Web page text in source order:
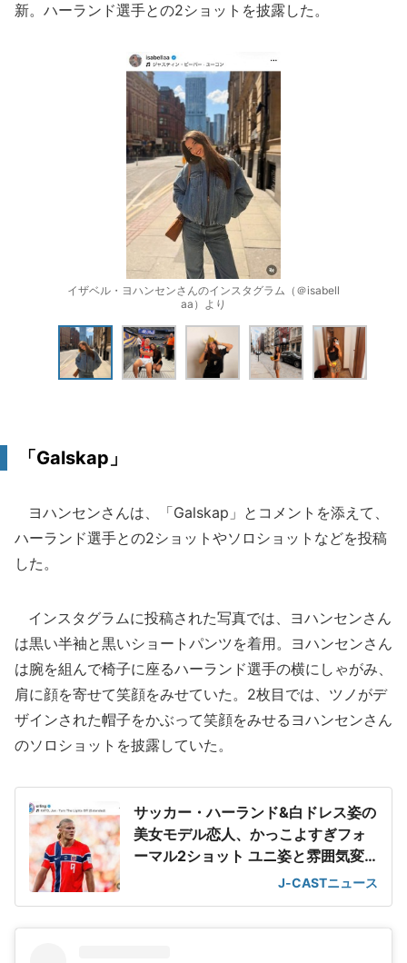
新。ハーランド選手との2ショットを披露した。
イザベル・ヨハンセンさんのインスタグラム（＠isabell
aa）より
「Galskap」
ヨハンセンさんは、「Galskap」とコメントを添えて、
ハーランド選手との2ショットやソロショットなどを投稿
した。
インスタグラムに投稿された写真では、ヨハンセンさん
は黒い半袖と黒いショートパンツを着用。ヨハンセンさん
は腕を組んで椅子に座るハーランド選手の横にしゃがみ、
肩に顔を寄せて笑顔をみせていた。2枚目では、ツノがデ
ザインされた帽子をかぶって笑顔をみせるヨハンセンさん
のソロショットを披露していた。
サッカー・ハーランド&白ドレス姿の
美女モデル恋人、かっこよすぎフォ
ーマル2ショット ユニ姿と雰囲気変
J-CASTニュース